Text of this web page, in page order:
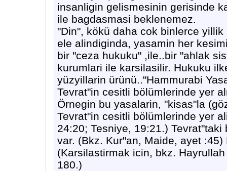
insanligin gelismesinin gerisinde
ile bagdasmasi beklenemez.
"Din", kökü daha cok binlerce
ele alindiginda, yasamin her
bir "ceza hukuku" ,ile..bir "ahlak
kurumlari ile karsilasilir. Hukuku
yüzyillarin ürünü.."Hammurabi
Tevrat"in cesitli bölümlerinde yer
Örnegin bu yasalarin, "kisas"la
Tevrat"in cesitli bölümlerinde yer
24:20; Tesniye, 19:21.)
var. (Bkz. Kur"an, Maide, ayet
(Karsilastirmak icin, bkz.
180.)